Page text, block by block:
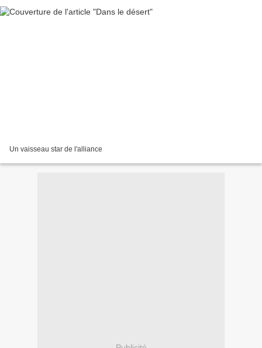
Un vaisseau star de l'alliance